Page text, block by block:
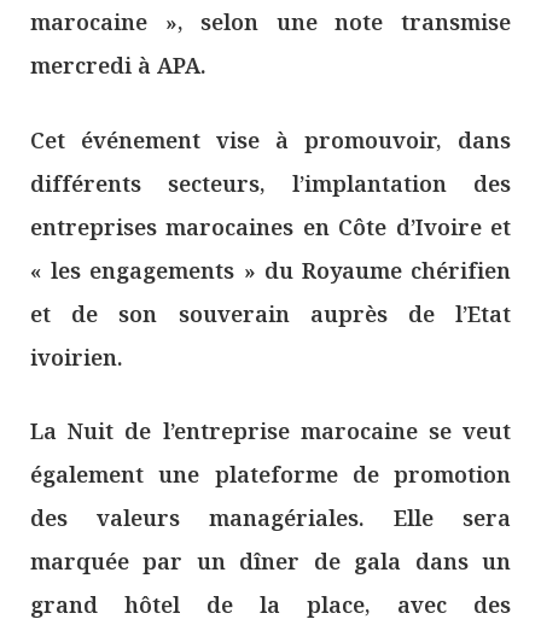
marocaine », selon une note transmise
mercredi à APA.
Cet événement vise à promouvoir, dans
différents secteurs, l’implantation des
entreprises marocaines en Côte d’Ivoire et
« les engagements » du Royaume chérifien
et de son souverain auprès de l’Etat
ivoirien.
La Nuit de l’entreprise marocaine se veut
également une plateforme de promotion
des valeurs managériales. Elle sera
marquée par un dîner de gala dans un
grand hôtel de la place, avec des